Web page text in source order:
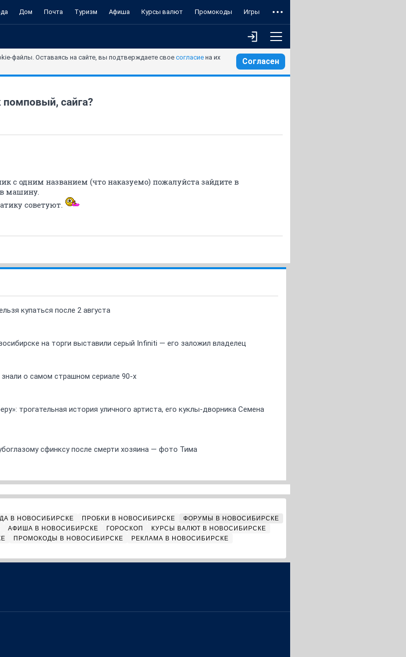
Дом Почта Туризм Афиша Курсы валют Промокоды Игры
файлы. Оставаясь на сайте, вы подтверждаете свое согласие на их
Согласен
помповый, сайга?
с одним названием (что наказуемо) пожалуйста зайдите в
машину.
советуют.
купаться после 2 августа
на торги выставили серый Infiniti — его заложил владелец
о самом страшном сериале 90-х
трогательная история уличного артиста, его куклы-дворника Семена
сфинксу после смерти хозяина — фото Тима
В НОВОСИБИРСКЕ ПРОБКИ В НОВОСИБИРСКЕ
ФОРУМЫ В НОВОСИБИРСКЕ
АФИША В НОВОСИБИРСКЕ ГОРОСКОП
КУРСЫ ВАЛЮТ В НОВОСИБИРСКЕ
ПРОМОКОДЫ В НОВОСИБИРСКЕ РЕКЛАМА В НОВОСИБИРСКЕ